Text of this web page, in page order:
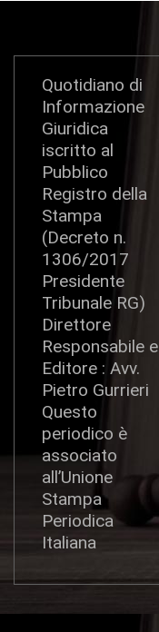
Quotidiano di
Informazione
Giuridica
iscritto al
Pubblico
Registro della
Stampa
(Decreto n.
1306/2017
Presidente
Tribunale RG)
Direttore
Responsabile e
Editore : Avv.
Pietro Gurrieri
Questo
periodico è
associato
all’Unione
Stampa
Periodica
Italiana